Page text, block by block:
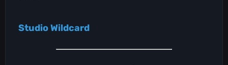
Studio Wildcard